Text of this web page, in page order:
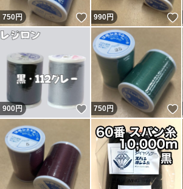
750円 いいね！
990円
900円 いいね！
750円